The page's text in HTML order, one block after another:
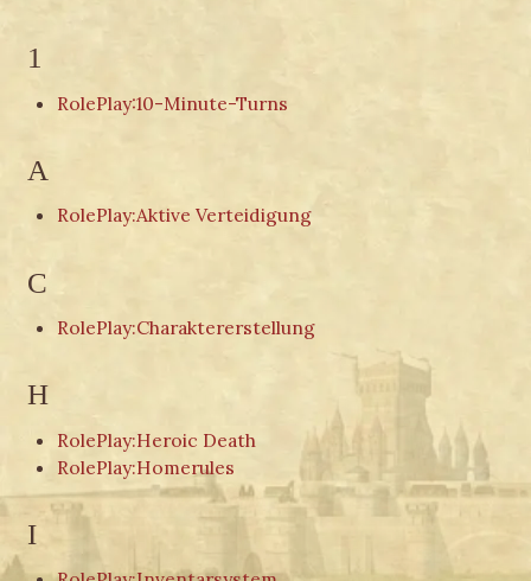
1
RolePlay:10-Minute-Turns
A
RolePlay:Aktive Verteidigung
C
RolePlay:Charaktererstellung
H
RolePlay:Heroic Death
RolePlay:Homerules
I